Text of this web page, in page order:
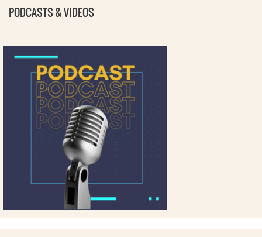
PODCASTS & VIDEOS